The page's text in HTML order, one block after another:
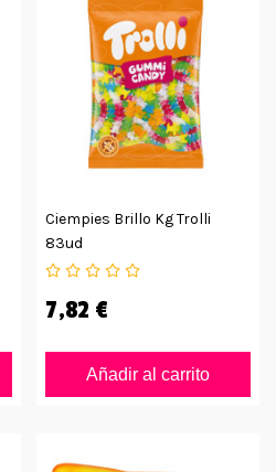
Ciempies Brillo Kg Trolli
83ud
7,82 €
Añadir al carrito